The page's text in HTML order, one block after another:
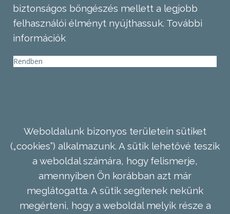
biztonságos böngészés mellett a legjobb
felhasználói élményt nyújthassuk. További
információk
Rendben
Weboldalunk bizonyos területein sütiket
(„cookies”) alkalmazunk. A sütik lehetővé teszik
a weboldal számára, hogy felismerje,
amennyiben Ön korábban azt már
meglátogatta. A sütik segítenek nekünk
megérteni, hogy a weboldal melyik része a